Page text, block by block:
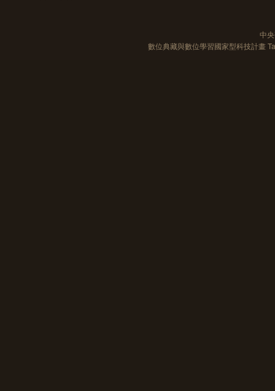
中
數位典藏與數位學習國家型科技計畫